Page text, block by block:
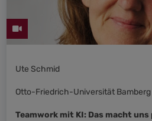
Ute Schmid
Otto-Friedrich-Universität Bamberg
Teamwork mit KI: Das macht